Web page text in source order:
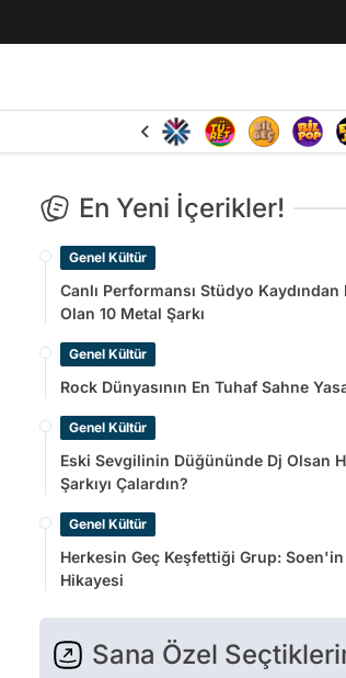
En Yeni İçerikler!
Genel Kültür
Canlı Performansı Stüdyo Kaydından
Olan 10 Metal Şarkı
Genel Kültür
Rock Dünyasının En Tuhaf Sahne
Genel Kültür
Eski Sevgilinin Düğününde Dj Olsan
Şarkıyı Çalardın?
Genel Kültür
Herkesin Geç Keşfettiği Grup:
Hikayesi
Sana Özel